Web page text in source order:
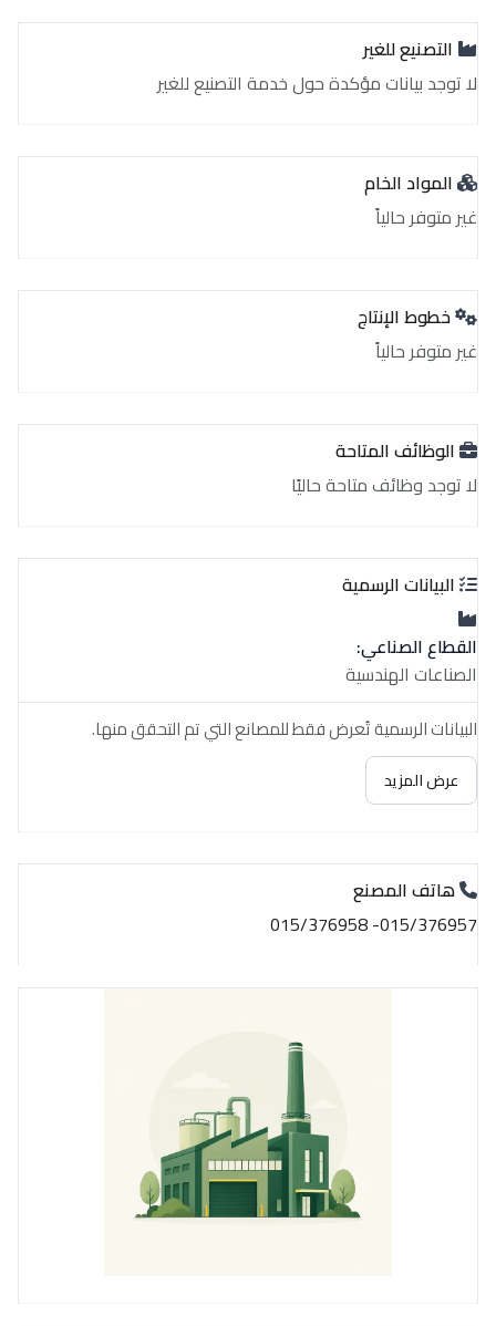
التصنيع للغير
لا توجد بيانات مؤكدة حول خدمة التصنيع للغير
المواد الخام
غير متوفر حالياً
خطوط الإنتاج
غير متوفر حالياً
الوظائف المتاحة
لا توجد وظائف متاحة حاليًا
البيانات الرسمية
القطاع الصناعي:
الصناعات الهندسية
البيانات الرسمية تُعرض فقط للمصانع التي تم التحقق منها.
عرض المزيد
هاتف المصنع
015/376957- 015/376958